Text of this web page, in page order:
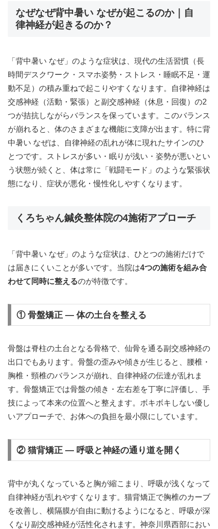
なぜなぜ背中暑い なぜが起こるのか｜自
律神経が起きるのか？
「背中暑い なぜ」のような症状は、現代の生活習慣（長
時間デスクワーク・スマホ姿勢・ストレス・睡眠不足・運
動不足）の積み重ねで起こりやすくなります。自律神経は
交感神経（活動・緊張）と副交感神経（休息・回復）の2
つが拮抗しながらバランスを保っています。このバランス
が崩れると、体のさまざまな機能に支障が出ます。特に背
中暑い なぜは、自律神経の乱れが体に現れたサインのひ
とつです。ストレスが多い・眠りが浅い・姿勢が悪いとい
う状態が続くと、体は常に「戦闘モード」のような緊張状
態になり、症状が悪化・慢性化しやすくなります。
くろちゃん鍼灸整体院の4施術アプローチ
「背中暑い なぜ」のような症状は、ひとつの施術だけで
は届きにくいことが多いです。当院は4つの施術を組み合
わせて同時に整えるのが特徴です。
① 骨盤矯正 — 体の土台を整える
骨盤は脊柱の土台となる骨格で、仙骨を通る副交感神経の
出口でもあります。骨盤の歪みや傾きが生じると、腰椎・
胸椎・頸椎のバランスが崩れ、自律神経の伝達が乱れま
す。骨盤矯正では骨盤の傾き・左右差を丁寧に評価し、手
技によって本来の位置へと整えます。ボキボキしない優し
いアプローチで、お体への負担を最小限にしています。
② 猫背矯正 — 呼吸と神経の通り道を開く
背中が丸くなっていると胸が縮こまり、呼吸が浅くなって
自律神経が乱れやすくなります。猫背矯正で胸椎のカーブ
を改善し、横隔膜が自由に動けるようになると、呼吸が深
くなり副交感神経が活性化されます。神奈川県西部におい